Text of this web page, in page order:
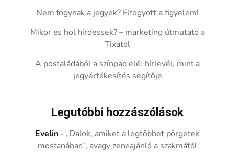
Nem fogynak a jegyek? Elfogyott a figyelem!
Mikor és hol hirdessek? – marketing útmutató a
Tixától
A postaládából a színpad elé: hírlevél, mint a
jegyértékesítés segítője
Legutóbbi hozzászólások
Evelin - „Dalok, amiket a legtöbbet pörgetek
mostanában”, avagy zeneajánló a szakmától